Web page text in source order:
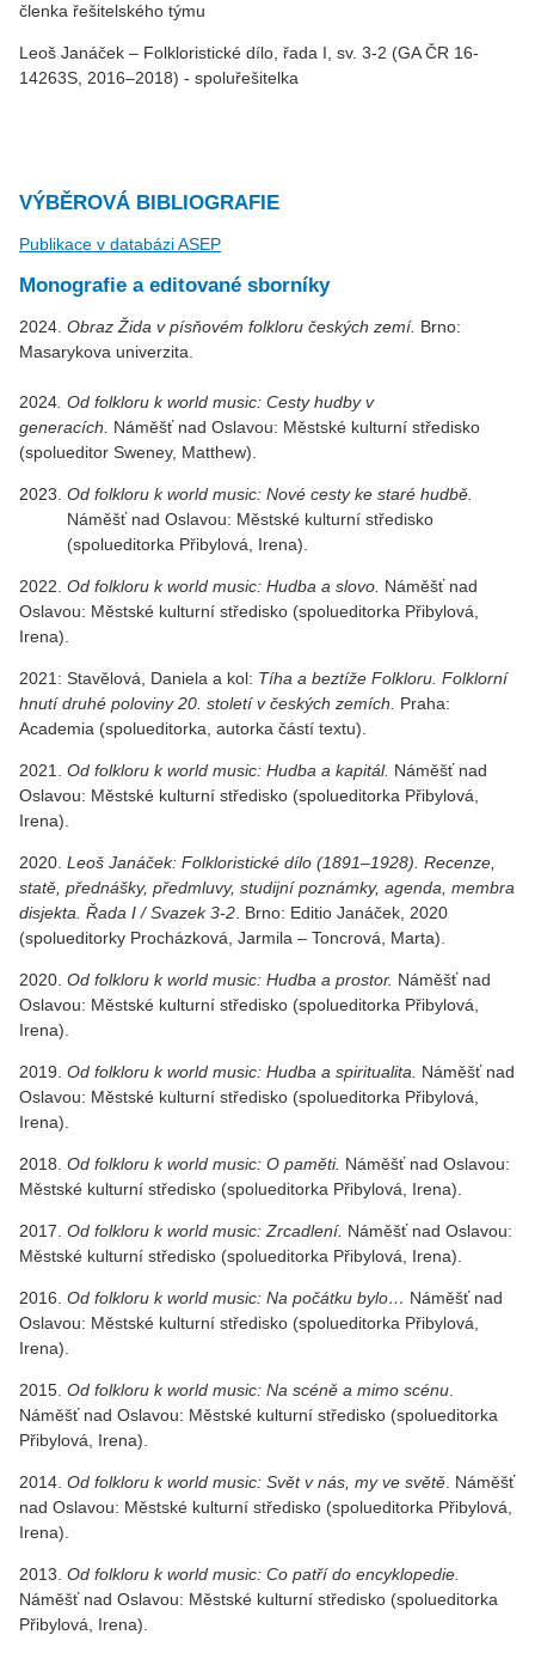
členka řešitelského týmu
Leoš Janáček – Folkloristické dílo, řada I, sv. 3-2 (GA ČR 16-
14263S, 2016–2018) - spoluřešitelka
VÝBĚROVÁ BIBLIOGRAFIE
Publikace v databázi ASEP
Monografie a editované sborníky
2024. Obraz Žida v písňovém folkloru českých zemí. Brno:
Masarykova univerzita.
2024 . Od folkloru k world music: Cesty hudby v
generacích.
Náměšť nad Oslavou: Městské kulturní středisko
(spolueditor Sweney, Matthew).
Od folkloru k world music: Nové cesty ke staré hudbě.
Náměšť nad Oslavou: Městské kulturní středisko
(spolueditorka Přibylová, Irena).
2022. Od folkloru k world music: Hudba a slovo. Náměšť nad
Oslavou: Městské kulturní středisko (spolueditorka Přibylová,
Irena).
2021: Stavělová, Daniela a kol: Tíha a beztíže Folkloru. Folklorní
hnutí druhé poloviny 20. století v českých zemích
Praha:
Academia (spolueditorka, autorka částí textu).
2021. Od folkloru k world music: Hudba a kapitál. Náměšť nad
Oslavou: Městské kulturní středisko (spolueditorka Přibylová,
Irena).
2020. Leoš Janáček: Folkloristické dílo (1891–1928). Recenze,
statě, přednášky, předmluvy, studijní poznámky, agenda, membra
disjekta. Řada I / Svazek 3-2 . Brno: Editio Janáček, 2020
(spolueditorky Procházková, Jarmila – Toncrová, Marta).
2020. Od folkloru k world music: Hudba a prostor. Náměšť nad
Oslavou: Městské kulturní středisko (spolueditorka Přibylová,
Irena).
2019. Od folkloru k world music: Hudba a spiritualita. Náměšť nad
Oslavou: Městské kulturní středisko (spolueditorka Přibylová,
Irena).
2018. Od folkloru k world music: O paměti. Náměšť nad Oslavou:
Městské kulturní středisko (spolueditorka Přibylová, Irena).
2017. Od folkloru k world music: Zrcadlení. Náměšť nad Oslavou:
Městské kulturní středisko (spolueditorka Přibylová, Irena).
2016. Od folkloru k world music: Na počátku bylo… Náměšť nad
Oslavou: Městské kulturní středisko (spolueditorka Přibylová,
Irena).
2015. Od folkloru k world music: Na scéně a mimo scénu
Náměšť nad Oslavou: Městské kulturní středisko (spolueditorka
Přibylová, Irena).
2014. Od folkloru k world music: Svět v nás, my ve světě . Náměšť
nad Oslavou: Městské kulturní středisko (spolueditorka Přibylová,
Irena).
2013. Od folkloru k world music: Co patří do encyklopedie.
Náměšť nad Oslavou: Městské kulturní středisko (spolueditorka
Přibylová, Irena).